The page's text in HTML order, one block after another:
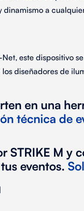
dinamismo a
este dispositivo
diseñadores de
en una
técnica de
STRIKE M y
eventos.